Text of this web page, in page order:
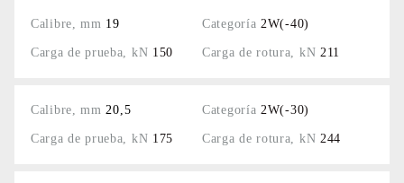
19 2W(-40)
150 211
20,5 2W(-30)
175 244